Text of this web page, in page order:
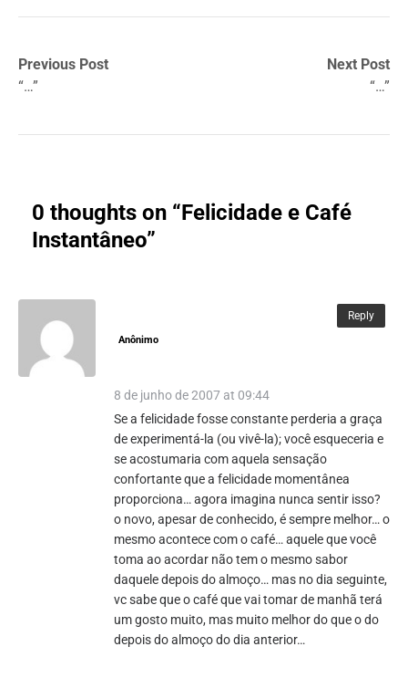
Previous Post
“…”
Next Post
“…”
0 thoughts on “Felicidade e Café
Instantâneo”
Reply
Anônimo
8 de junho de 2007 at 09:44
Se a felicidade fosse constante perderia a graça
de experimentá-la (ou vivê-la); você esqueceria e
se acostumaria com aquela sensação
confortante que a felicidade momentânea
proporciona… agora imagina nunca sentir isso?
o novo, apesar de conhecido, é sempre melhor… o
mesmo acontece com o café… aquele que você
toma ao acordar não tem o mesmo sabor
daquele depois do almoço… mas no dia seguinte,
vc sabe que o café que vai tomar de manhã terá
um gosto muito, mas muito melhor do que o do
depois do almoço do dia anterior…